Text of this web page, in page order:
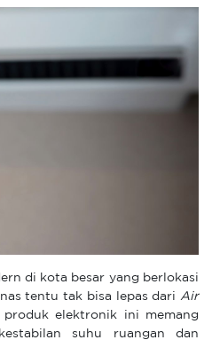
di kota besar yang berlokasi
tentu tak bisa lepas dari Air
produk elektronik ini memang
suhu ruangan dan